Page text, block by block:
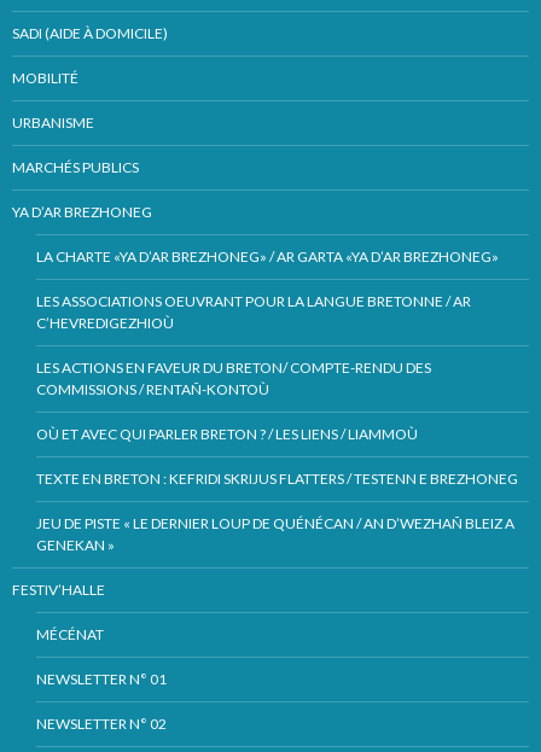
SADI (AIDE À DOMICILE)
MOBILITÉ
URBANISME
MARCHÉS PUBLICS
YA D’AR BREZHONEG
LA CHARTE «YA D’AR BREZHONEG» / AR GARTA «YA D’AR BREZHONEG»
LES ASSOCIATIONS OEUVRANT POUR LA LANGUE BRETONNE / AR
C’HEVREDIGEZHIOÙ
LES ACTIONS EN FAVEUR DU BRETON/ COMPTE-RENDU DES
COMMISSIONS / RENTAÑ-KONTOÙ
OÙ ET AVEC QUI PARLER BRETON ? / LES LIENS / LIAMMOÙ
TEXTE EN BRETON : KEFRIDI SKRIJUS FLATTERS / TESTENN E BREZHONEG
JEU DE PISTE « LE DERNIER LOUP DE QUÉNÉCAN / AN D’WEZHAÑ BLEIZ A
GENEKAN »
FESTIV’HALLE
MÉCÉNAT
NEWSLETTER N° 01
NEWSLETTER N° 02